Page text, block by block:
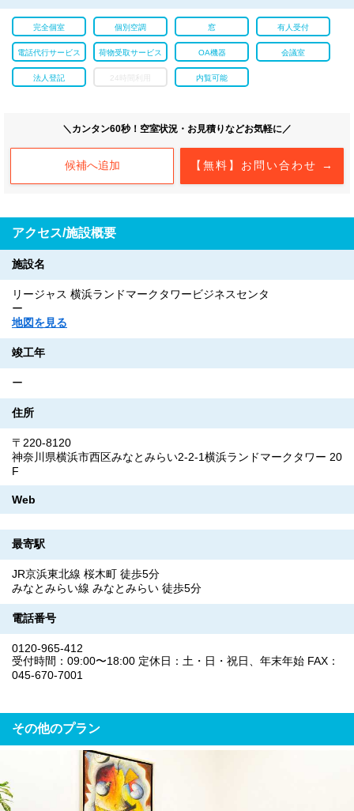
完全個室 個別空調 窓 有人受付
電話代行サービス 荷物受取サービス OA機器 会議室
法人登記 24時間利用 内覧可能
＼カンタン60秒！空室状況・お見積りなどお気軽に／
【無料】お問い合わせ →
候補へ追加
アクセス/施設概要
施設名
リージャス 横浜ランドマークタワービジネスセンタ
ー
地図を見る
竣工年
ー
住所
〒220-8120
神奈川県横浜市西区みなとみらい2-2-1横浜ランドマークタワー 20
F
Web
最寄駅
JR京浜東北線 桜木町 徒歩5分
みなとみらい線 みなとみらい 徒歩5分
電話番号
0120-965-412
受付時間：09:00〜18:00 定休日：土・日・祝日、年末年始 FAX：
045-670-7001
その他のプラン